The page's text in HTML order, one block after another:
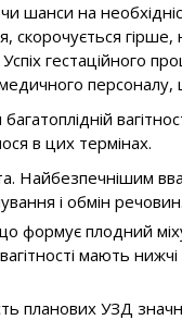
шанси на
гірше,
гестаційного
медичного
в цих термінах.
Найбезпечнішим
і обмін речовин.
формує плодний
мають
планових УЗД